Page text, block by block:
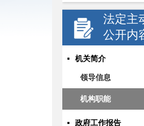
法定主
公开内
机关简介
领导信息
机构职能
政府工作报告